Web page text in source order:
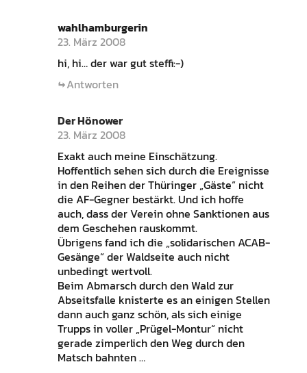
wahlhamburgerin
23. März 2008
hi, hi… der war gut steffi:-)
Antworten
Der Hönower
23. März 2008
Exakt auch meine Einschätzung.
Hoffentlich sehen sich durch die Ereignisse
in den Reihen der Thüringer „Gäste“ nicht
die AF-Gegner bestärkt. Und ich hoffe
auch, dass der Verein ohne Sanktionen aus
dem Geschehen rauskommt.
Übrigens fand ich die „solidarischen ACAB-
Gesänge“ der Waldseite auch nicht
unbedingt wertvoll.
Beim Abmarsch durch den Wald zur
Abseitsfalle knisterte es an einigen Stellen
dann auch ganz schön, als sich einige
Trupps in voller „Prügel-Montur“ nicht
gerade zimperlich den Weg durch den
Matsch bahnten …